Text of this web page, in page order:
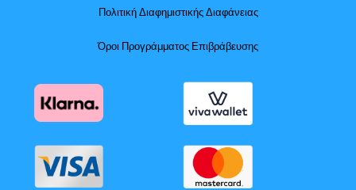
Πολιτική Διαφημιστικής Διαφάνειας
Όροι Προγράμματος Επιβράβευσης